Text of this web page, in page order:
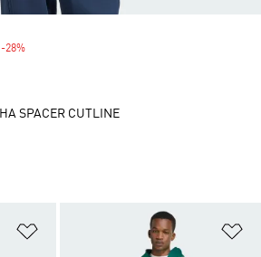
Añadir a la lista de deseos
-28%
SPACER CUTLINE